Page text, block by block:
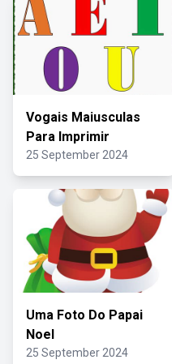
Vogais Maiusculas
Para Imprimir
25 September 2024
Uma Foto Do Papai
Noel
25 September 2024